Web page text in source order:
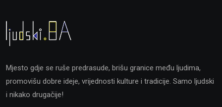
Mjesto gdje se ruše predrasude, brišu granice među ljudima,
promovišu dobre ideje, vrijednosti kulture i tradicije. Samo ljudski
i nikako drugačije!